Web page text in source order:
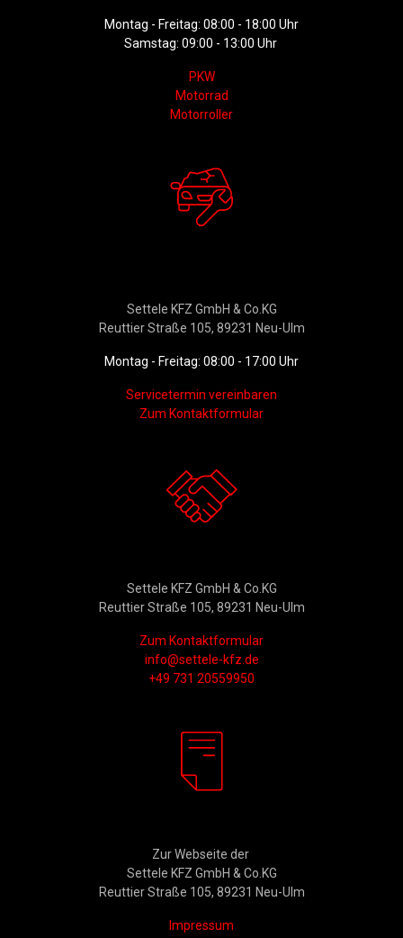
Montag - Freitag: 08:00 - 18:00 Uhr
Samstag: 09:00 - 13:00 Uhr
PKW
Motorrad
Motorroller
Settele KFZ GmbH & Co.KG
Reuttier Straße 105, 89231 Neu-Ulm
Montag - Freitag: 08:00 - 17:00 Uhr
Servicetermin vereinbaren
Zum Kontaktformular
Settele KFZ GmbH & Co.KG
Reuttier Straße 105, 89231 Neu-Ulm
Zum Kontaktformular
info@settele-kfz.de
+49 731 20559950
Zur Webseite der
Settele KFZ GmbH & Co.KG
Reuttier Straße 105, 89231 Neu-Ulm
Impressum